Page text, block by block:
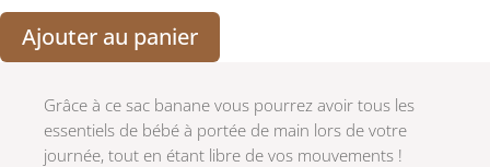
Ajouter au panier
Grâce à ce sac banane vous pourrez avoir tous les
essentiels de bébé à portée de main lors de votre
journée, tout en étant libre de vos mouvements !